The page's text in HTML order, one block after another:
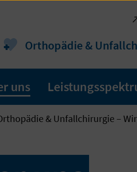
Orthopädie &
uns
& Unfallchirurgie –